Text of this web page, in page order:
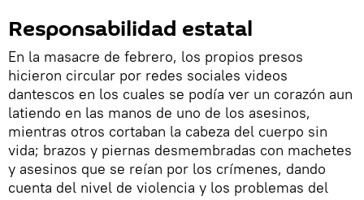
Responsabilidad estatal
En la masacre de febrero, los propios presos
hicieron circular por redes sociales videos
dantescos en los cuales se podía ver un corazón aun
latiendo en las manos de uno de los asesinos,
mientras otros cortaban la cabeza del cuerpo sin
vida; brazos y piernas desmembradas con machetes
y asesinos que se reían por los crímenes, dando
cuenta del nivel de violencia y los problemas del